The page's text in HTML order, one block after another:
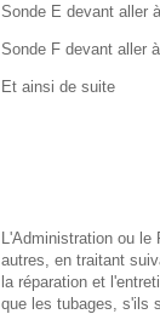
Sonde E devant aller
Sonde F devant aller
Et ainsi de suite
L'Administration ou
autres, en traitant
la réparation et
que les tubages, s'ils